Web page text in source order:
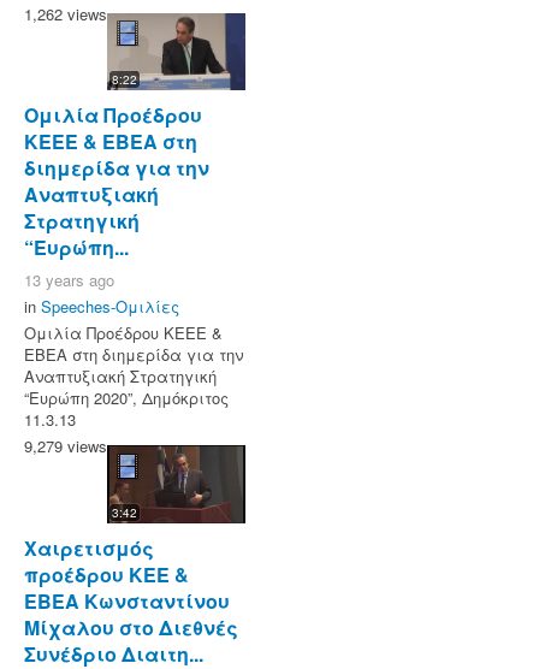
1,262 views
8:22
Ομιλία Προέδρου
KEEE & ΕΒΕΑ στη
διημερίδα για την
Αναπτυξιακή
Στρατηγική
“Ευρώπη...
13 years ago
in Speeches-Ομιλίες
Ομιλία Προέδρου KEEE &
ΕΒΕΑ στη διημερίδα για την
Αναπτυξιακή Στρατηγική
“Ευρώπη 2020”, Δημόκριτος
11.3.13
9,279 views
3:42
Χαιρετισμός
προέδρου ΚΕΕ &
ΕΒΕΑ Κωνσταντίνου
Μίχαλου στο Διεθνές
Συνέδριο Διαιτη...